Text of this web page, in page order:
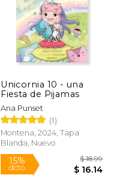
15%
dcto.
Unicornia 10 - una
Fiesta de Pijamas
Ana Punset
(1)
Montena, 2024, Tapa
Blanda, Nuevo